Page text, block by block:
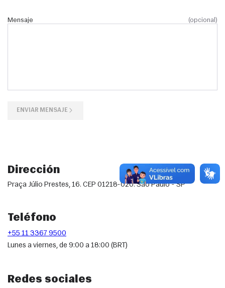
Mensaje (opcional)
ENVIAR MENSAJE
Dirección
Praça Júlio Prestes, 16. CEP 01218-020. São Paulo - SP
Teléfono
+55 11 3367 9500
Lunes a viernes, de 9:00 a 18:00 (BRT)
Redes sociales